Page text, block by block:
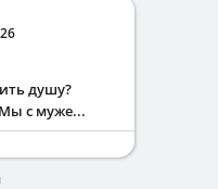
душу?
с муже...